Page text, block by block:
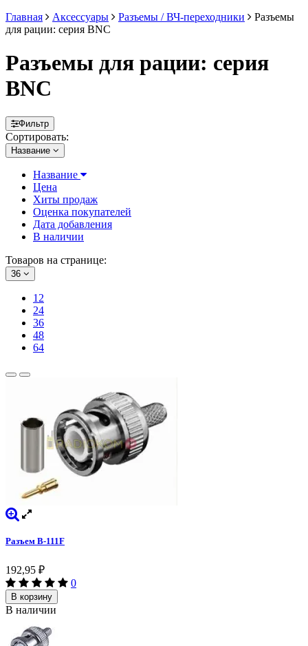
Главная
Аксессуары Разъемы / ВЧ-переходники
Разъемы
для рации: серия BNC
Разъемы для рации: серия
BNC
Фильтр
Сортировать:
Название
Название
Цена
Хиты продаж
Оценка покупателей
Дата добавления
В наличии
Товаров на странице:
36
12
24
36
48
64
Разъем B-111F
192,95 ₽
0
В корзину
В наличии